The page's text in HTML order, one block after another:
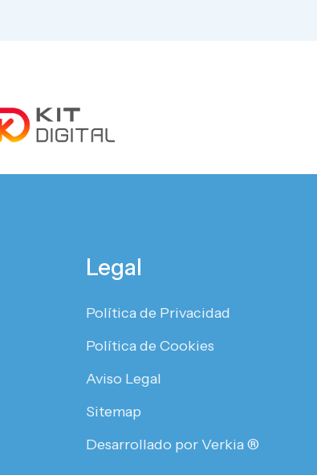
Legal
Política de Privacidad
Política de Cookies
Aviso Legal
Sitemap
Desarrollado por Verkia ®